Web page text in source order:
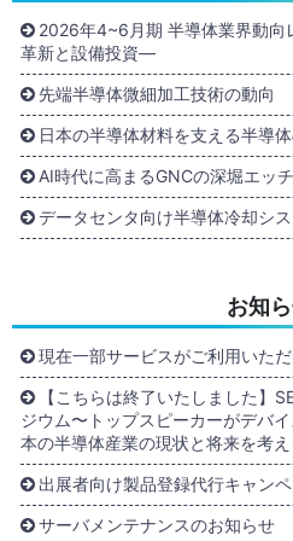
2026年4~6月期 半導体業界動
革新と設備投資―
先端半導体微細加工技術の動向
日本の半導体材料を支える半導
AI時代に高まるGNCの深堀エッ
データセンタ向け半導体冷却シ
お知
現在一部サービスがご利用いた
【こちらは終了いたしました
ジウム〜トップスピーカーがデバ
本の半導体産業の現状と将来を考
出展者向け製品登録代行キャン
サーバメンテナンスのお知らせ